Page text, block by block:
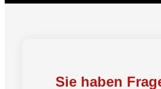
Sie haben